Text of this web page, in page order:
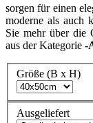
sorgen für einen
moderne als auch
Sie mehr über die
aus der Kategorie -
Größe (B x H)
Ausgeliefert